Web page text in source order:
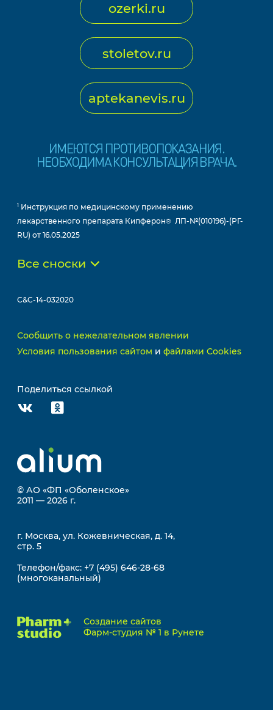
ozerki.ru
stoletov.ru
aptekanevis.ru
ИМЕЮТСЯ ПРОТИВОПОКАЗАНИЯ.
НЕОБХОДИМА КОНСУЛЬТАЦИЯ ВРАЧА.
1 Инструкция по медицинскому применению
лекарственного препарата Кипферон® ЛП-№(010196)-(РГ-
RU) от 16.05.2025
Все сноски
C&C-14-032020
Сообщить о нежелательном явлении
Условия пользования сайтом и файлами Cookies
Поделиться ссылкой
ВКонтакте
© АО «ФП «Оболенское»
2011 — 2026 г.
г. Москва, ул. Кожевническая, д. 14,
стр. 5
Телефон/факс: +7 (495) 646-28-68
(многоканальный)
Создание сайтов
Фарм-студия № 1 в Рунете